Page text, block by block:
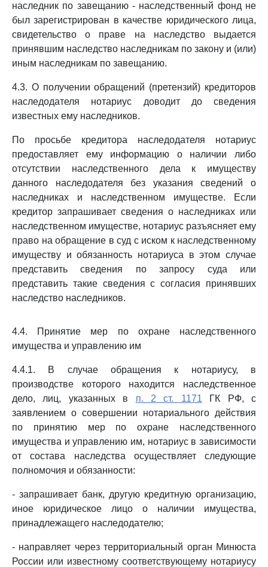
наследник по завещанию - наследственный фонд не
был зарегистрирован в качестве юридического лица,
свидетельство о праве на наследство выдается
принявшим наследство наследникам по закону и (или)
иным наследникам по завещанию.
4.3. О получении обращений (претензий) кредиторов
наследодателя нотариус доводит до сведения
известных ему наследников.
По просьбе кредитора наследодателя нотариус
предоставляет ему информацию о наличии либо
отсутствии наследственного дела к имуществу
данного наследодателя без указания сведений о
наследниках и наследственном имуществе. Если
кредитор запрашивает сведения о наследниках или
наследственном имуществе, нотариус разъясняет ему
право на обращение в суд с иском к наследственному
имуществу и обязанность нотариуса в этом случае
представить сведения по запросу суда или
представить такие сведения с согласия принявших
наследство наследников.
4.4. Принятие мер по охране наследственного
имущества и управлению им
4.4.1. В случае обращения к нотариусу, в
производстве которого находится наследственное
дело, лиц, указанных в п. 2 ст. 1171 ГК РФ, с
заявлением о совершении нотариального действия
по принятию мер по охране наследственного
имущества и управлению им, нотариус в зависимости
от состава наследства осуществляет следующие
полномочия и обязанности:
- запрашивает банк, другую кредитную организацию,
иное юридическое лицо о наличии имущества,
принадлежащего наследодателю;
- направляет через территориальный орган Минюста
России или известному соответствующему нотариусу